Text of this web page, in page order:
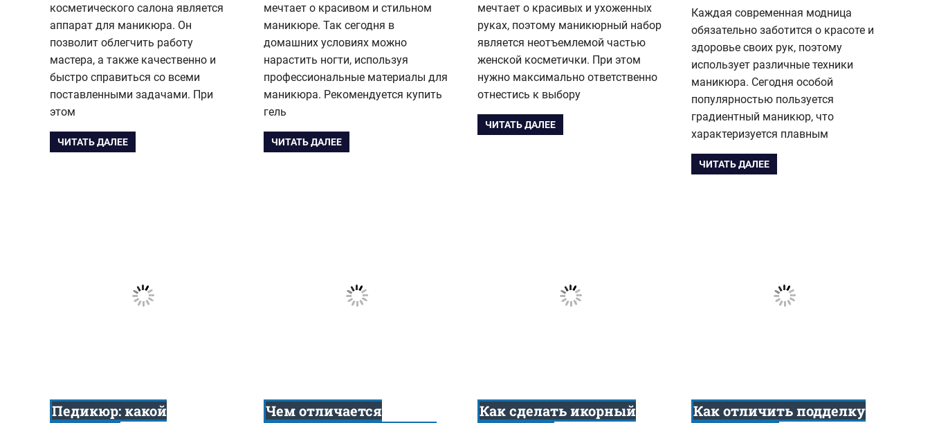
косметического салона является
аппарат для маникюра. Он
позволит облегчить работу
мастера, а также качественно и
быстро справиться со всеми
поставленными задачами. При
этом
ЧИТАТЬ ДАЛЕЕ
мечтает о красивом и стильном
маникюре. Так сегодня в
домашних условиях можно
нарастить ногти, используя
профессиональные материалы для
маникюра. Рекомендуется купить
гель
ЧИТАТЬ ДАЛЕЕ
мечтает о красивых и ухоженных
руках, поэтому маникюрный набор
является неотъемлемой частью
женской косметички. При этом
нужно максимально ответственно
отнестись к выбору
ЧИТАТЬ ДАЛЕЕ
Каждая современная модница
обязательно заботится о красоте и
здоровье своих рук, поэтому
использует различные техники
маникюра. Сегодня особой
популярностью пользуется
градиентный маникюр, что
характеризуется плавным
ЧИТАТЬ ДАЛЕЕ
Педикюр: какой
Чем отличается
Как сделать икорный
Как отличить подделку